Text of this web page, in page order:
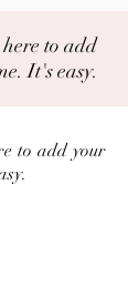
to add
It's easy.
to add your